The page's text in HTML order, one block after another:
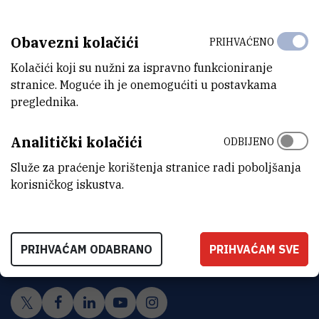
Bijenička cesta 54, 10000 Zagreb
KONTAKTIRAJTE NAS
Obavezni kolačići
Kolačići koji su nužni za ispravno funkcioniranje
stranice. Moguće ih je onemogućiti u postavkama
preglednika.
PRIHVAĆENO
Analitički kolačići
Služe za praćenje korištenja stranice radi poboljšanja
korisničkog iskustva.
ODBIJENO
PRIHVAĆAM ODABRANO PRIHVAĆAM SVE